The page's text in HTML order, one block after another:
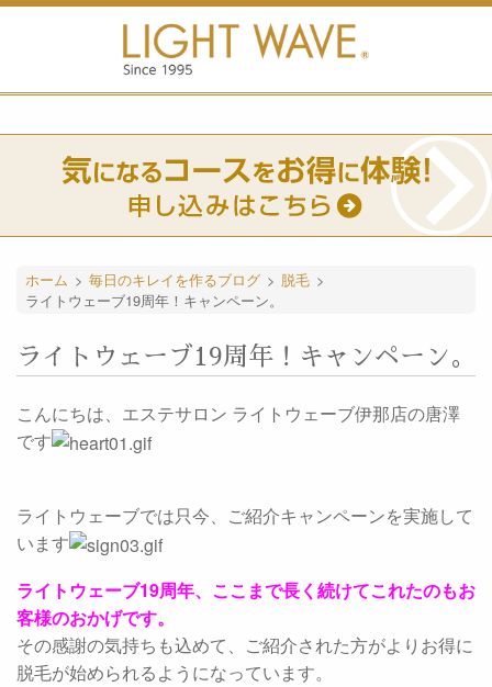
ホーム > 毎日のキレイを作るブログ > 脱毛 >
ライトウェーブ19周年！キャンペーン。
ライトウェーブ19周年！キャンペーン。
こんにちは、エステサロン ライトウェーブ伊那店の唐澤
です
ライトウェーブでは只今、ご紹介キャンペーンを実施して
います
ライトウェーブ19周年、ここまで長く続けてこれたのもお
客様のおかげです。
その感謝の気持ちも込めて、ご紹介された方がよりお得に
脱毛が始められるようになっています。